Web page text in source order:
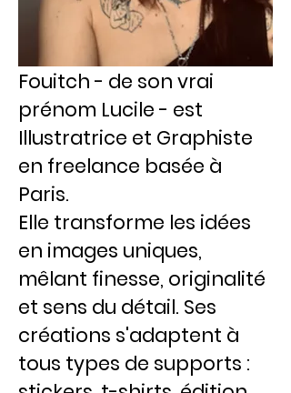
Fouitch - de son vrai
prénom Lucile - est
Illustratrice et Graphiste
en freelance basée à
Paris.
Elle transforme les idées
en images uniques,
mêlant finesse, originalité
et sens du détail. Ses
créations s'adaptent à
tous types de supports :